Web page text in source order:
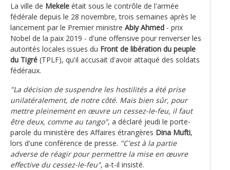
La ville de Mekele était sous le contrôle de l'armée
fédérale depuis le 28 novembre, trois semaines après le
lancement par le Premier ministre Abiy Ahmed - prix
Nobel de la paix 2019 - d'une offensive pour renverser les
autorités locales issues du Front de libération du peuple
du Tigré (TPLF), qu'il accusait d'avoir attaqué des soldats
fédéraux.
"La décision de suspendre les hostilités a été prise
unilatéralement, de notre côté. Mais bien sûr, pour
mettre pleinement en œuvre un cessez-le-feu, il faut
être deux, comme au tango", a déclaré jeudi le porte-
parole du ministère des Affaires étrangères Dina Mufti,
lors d'une conférence de presse. "C'est à la partie
adverse de réagir pour permettre la mise en œuvre
effective du cessez-le-feu", a-t-il insisté.